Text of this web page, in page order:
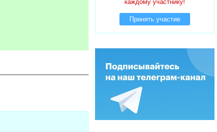
каждому участнику!
Принять участие